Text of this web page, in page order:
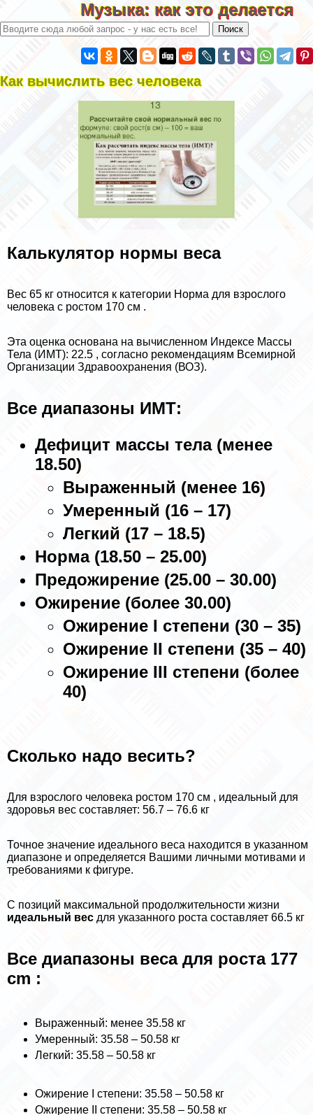
Музыка: как это делается
Как вычислить вес человека
Калькулятор нормы веса
Вес 65 кг относится к категории Норма для взрослого
человека с ростом 170 см .
Эта оценка основана на вычисленном Индексе Массы
Тела (ИМТ): 22.5 , согласно рекомендациям Всемирной
Организации Здравоохранения (ВОЗ).
Все диапазоны ИМТ:
Дефицит массы тела (менее
18.50)
Выраженный (менее 16)
Умеренный (16 – 17)
Легкий (17 – 18.5)
Норма (18.50 – 25.00)
Предожирение (25.00 – 30.00)
Ожирение (более 30.00)
Ожирение I степени (30 – 35)
Ожирение II степени (35 – 40)
Ожирение III степени (более
40)
Сколько надо весить?
Для взрослого человека ростом 170 см , идеальный для
здоровья вес составляет: 56.7 – 76.6 кг
Точное значение идеального веса находится в указанном
диапазоне и определяется Вашими личными мотивами и
требованиями к фигуре.
С позиций максимальной продолжительности жизни
идеальный вес для указанного роста составляет 66.5 кг
Все диапазоны веса для роста 177
cm :
Выраженный: менее 35.58 кг
Умеренный: 35.58 – 50.58 кг
Легкий: 35.58 – 50.58 кг
Ожирение I степени: 35.58 – 50.58 кг
Ожирение II степени: 35.58 – 50.58 кг